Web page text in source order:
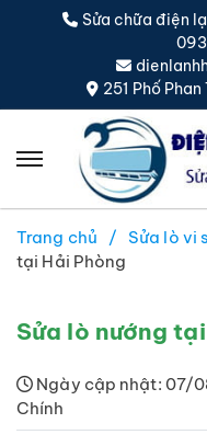
Sửa chữa điện
251 Phố
Trang chủ Sửa lò vi
tại Hải Phòng
Sửa lò nướng
Ngày cập nhật: 07/
Chính